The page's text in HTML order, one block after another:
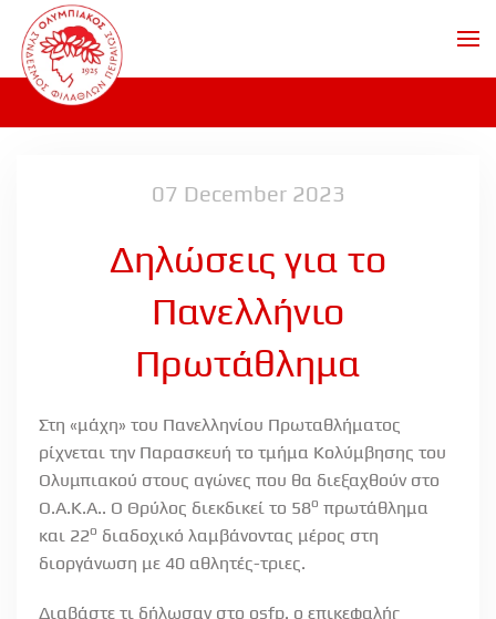
Skip to main content
07 December 2023
Δηλώσεις για το
Πανελλήνιο
Πρωτάθλημα
Στη «μάχη» του Πανελληνίου Πρωταθλήματος
ρίχνεται την Παρασκευή το τμήμα Κολύμβησης του
Ολυμπιακού στους αγώνες που θα διεξαχθούν στο
Ο.Α.Κ.Α.. Ο Θρύλος διεκδικεί το 58ο πρωτάθλημα
και 22ο διαδοχικό λαμβάνοντας μέρος στη
διοργάνωση με 40 αθλητές-τριες.
Διαβάστε τι δήλωσαν στο osfp. ο επικεφαλής